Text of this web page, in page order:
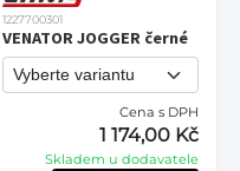
1227700301
VENATOR JOGGER černé
Cena s DPH
1 174,00 Kč
Skladem u dodavatele